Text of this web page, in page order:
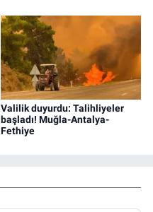
Valilik duyurdu: Talihliyeler
başladı! Muğla-Antalya-
Fethiye